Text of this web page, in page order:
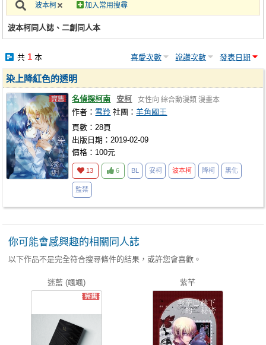
註冊會員
波本柯 加入常用搜尋
波本柯同人誌、二創同人本
共 1本 喜愛次數 說讚次數 發表日期
染上降紅色的透明
名偵探柯南 安柯 女性向 綜合動漫類 漫畫本
作者： 雪羚 社團：羊角國王
頁數：28頁
出版日期：2019-02-09
價格：100元
13 6 BL 安柯 波本柯 降柯 黑化
監禁
你可能會感興趣的相關同人誌
以下作品不是完全符合搜尋條件的結果，或許您會喜歡。
迷藍 (颯颯) 紫芊